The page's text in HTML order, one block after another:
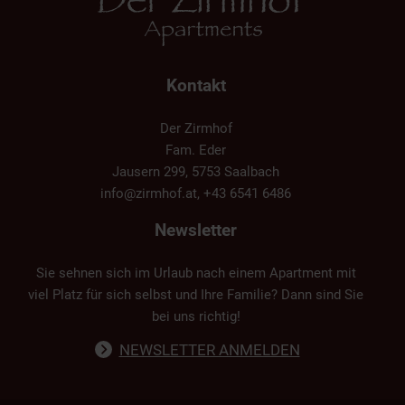
Kontakt
Der Zirmhof
Fam. Eder
Jausern 299, 5753 Saalbach
info@zirmhof.at, +43 6541 6486
Newsletter
Sie sehnen sich im Urlaub nach einem Apartment mit
viel Platz für sich selbst und Ihre Familie? Dann sind Sie
bei uns richtig!
NEWSLETTER ANMELDEN